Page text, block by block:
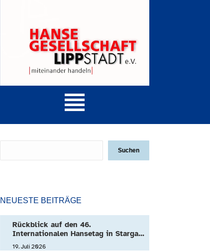
Suchen
NEUESTE BEITRÄGE
Rückblick auf den 46.
Internationalen Hansetag in Stargard
(Polen)
19. Juli 2026